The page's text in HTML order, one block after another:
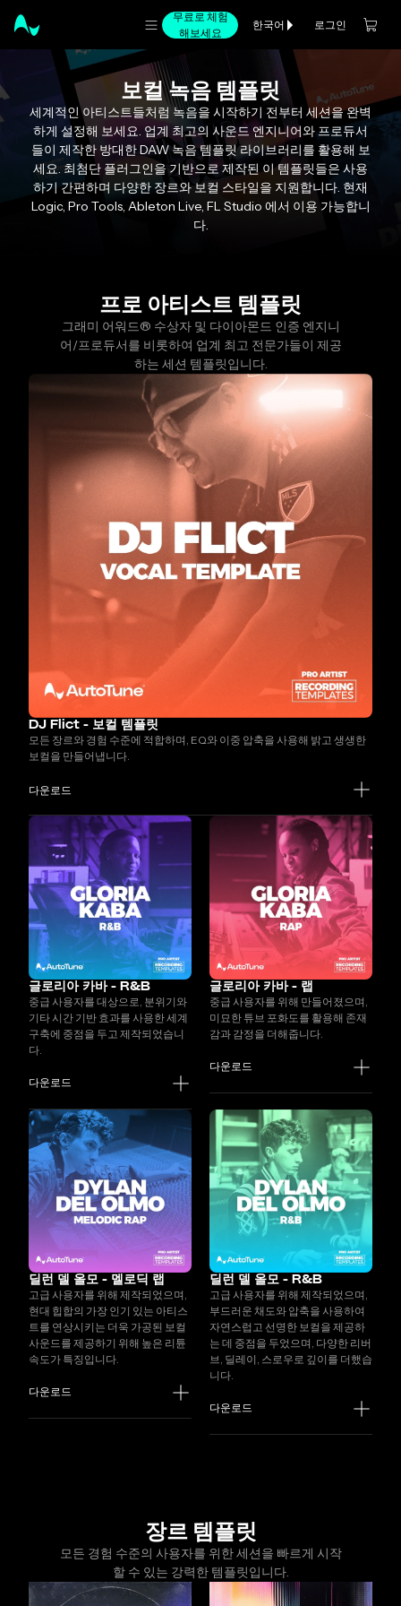
무료로 체험
해보세요
한국어 로그인
보컬 녹음 템플릿
세계적인 아티스트들처럼 녹음을 시작하기 전부터 세션을 완벽
하게 설정해 보세요. 업계 최고의 사운드 엔지니어와 프로듀서
들이 제작한 방대한 DAW 녹음 템플릿 라이브러리를 활용해 보
세요. 최첨단 플러그인을 기반으로 제작된 이 템플릿들은 사용
하기 간편하며 다양한 장르와 보컬 스타일을 지원합니다. 현재
Logic, Pro Tools, Ableton Live, FL Studio 에서 이용 가능합니
다.
프로 아티스트 템플릿
그래미 어워드® 수상자 및 다이아몬드 인증 엔지니
어/프로듀서를 비롯하여 업계 최고 전문가들이 제공
하는 세션 템플릿입니다.
DJ Flict - 보컬 템플릿
모든 장르와 경험 수준에 적합하며, EQ와 이중 압축을 사용해 밝고 생생한
보컬을 만들어냅니다.
다운로드
글로리아 카바 - R&B
중급 사용자를 대상으로, 분위기와
기타 시간 기반 효과를 사용한 세계
구축에 중점을 두고 제작되었습니
다.
다운로드
글로리아 카바 - 랩
중급 사용자를 위해 만들어졌으며,
미묘한 튜브 포화도를 활용해 존재
감과 감정을 더해줍니다.
다운로드
딜런 델 올모 - 멜로딕 랩
고급 사용자를 위해 제작되었으며,
현대 힙합의 가장 인기 있는 아티스
트를 연상시키는 더욱 가공된 보컬
사운드를 제공하기 위해 높은 리튠
속도가 특징입니다.
다운로드
딜런 델 올모 - R&B
고급 사용자를 위해 제작되었으며,
부드러운 채도와 압축을 사용하여
자연스럽고 선명한 보컬을 제공하
는 데 중점을 두었으며, 다양한 리버
브, 딜레이, 스로우로 깊이를 더했습
니다.
다운로드
장르 템플릿
모든 경험 수준의 사용자를 위한 세션을 빠르게 시작
할 수 있는 강력한 템플릿입니다.